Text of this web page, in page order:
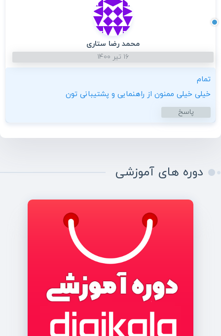
محمد رضا ستاری
۱۶ تیر ۱۴۰۰
تمام
خیلی خیلی ممنون از راهنمایی و پشتیبانی تون
پاسخ
دوره های آموزشی